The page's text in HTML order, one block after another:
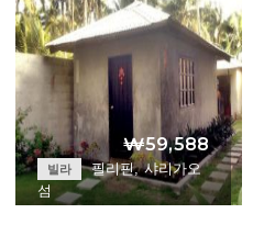
₩59,588
빌라
필리핀, 샤리가오
섬